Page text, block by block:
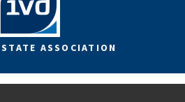
ASSOCIATION